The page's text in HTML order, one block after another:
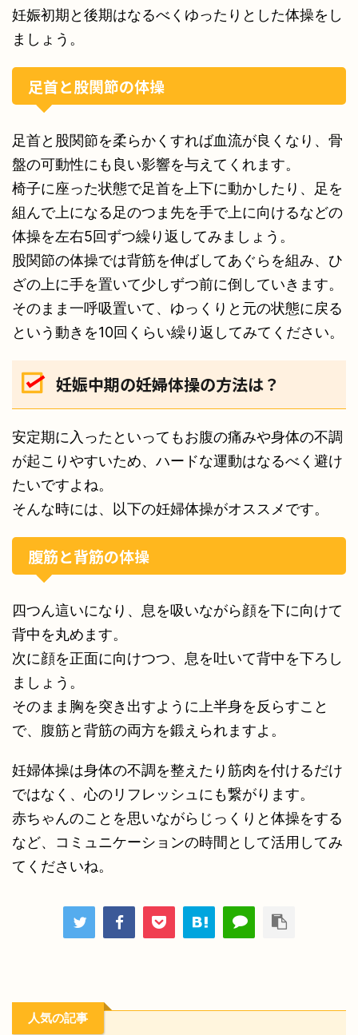
妊娠初期と後期はなるべくゆったりとした体操をし
ましょう。
足首と股関節の体操
足首と股関節を柔らかくすれば血流が良くなり、骨
盤の可動性にも良い影響を与えてくれます。
椅子に座った状態で足首を上下に動かしたり、足を
組んで上になる足のつま先を手で上に向けるなどの
体操を左右5回ずつ繰り返してみましょう。
股関節の体操では背筋を伸ばしてあぐらを組み、ひ
ざの上に手を置いて少しずつ前に倒していきます。
そのまま一呼吸置いて、ゆっくりと元の状態に戻る
という動きを10回くらい繰り返してみてください。
妊娠中期の妊婦体操の方法は？
安定期に入ったといってもお腹の痛みや身体の不調
が起こりやすいため、ハードな運動はなるべく避け
たいですよね。
そんな時には、以下の妊婦体操がオススメです。
腹筋と背筋の体操
四つん這いになり、息を吸いながら顔を下に向けて
背中を丸めます。
次に顔を正面に向けつつ、息を吐いて背中を下ろし
ましょう。
そのまま胸を突き出すように上半身を反らすこと
で、腹筋と背筋の両方を鍛えられますよ。
妊婦体操は身体の不調を整えたり筋肉を付けるだけ
ではなく、心のリフレッシュにも繋がります。
赤ちゃんのことを思いながらじっくりと体操をする
など、コミュニケーションの時間として活用してみ
てくださいね。
人気の記事